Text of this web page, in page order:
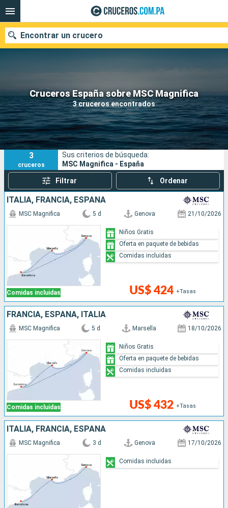
Cruceros España sobre MSC Magnifica
3 cruceros encontrados
Encontrar un crucero
Nuestros destinos
Fecha de salida
Puertos Compañías
Buscar
3
cruceros
Sus criterios de búsqueda:
MSC Magnifica - España
Filtrar Ordenar
ITALIA, FRANCIA, ESPAÑA
Comidas incluidas
MSC Magnifica 5 d Genova 21/10/2026
US$ 424 +Tasas
Niños Gratis
Oferta en paquete de bebidas
Comidas incluidas
FRANCIA, ESPAÑA, ITALIA
Comidas incluidas
MSC Magnifica 5 d Marsella 18/10/2026
US$ 432 +Tasas
Niños Gratis
Oferta en paquete de bebidas
Comidas incluidas
ITALIA, FRANCIA, ESPAÑA
MSC Magnifica 3 d Genova 17/10/2026
Comidas incluidas